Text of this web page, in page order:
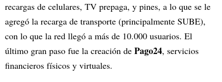
recargas de celulares, TV prepaga, y pines, a lo que se le
agregó la recarga de transporte (principalmente SUBE),
con lo que la red llegó a más de 10.000 usuarios. El
último gran paso fue la creación de Pago24, servicios
financieros físicos y virtuales.